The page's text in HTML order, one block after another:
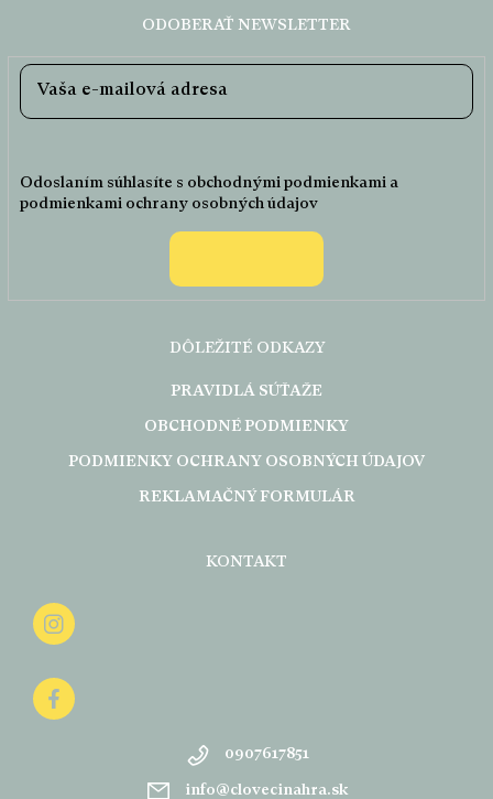
ODOBERAŤ NEWSLETTER
Odoslaním súhlasíte s obchodnými podmienkami a
podmienkami ochrany osobných údajov
sa
DÔLEŽITÉ ODKAZY
PRAVIDLÁ SÚŤAŽE
OBCHODNÉ PODMIENKY
PODMIENKY OCHRANY OSOBNÝCH ÚDAJOV
REKLAMAČNÝ FORMULÁR
KONTAKT
info@clovecinahra.sk
0907617851